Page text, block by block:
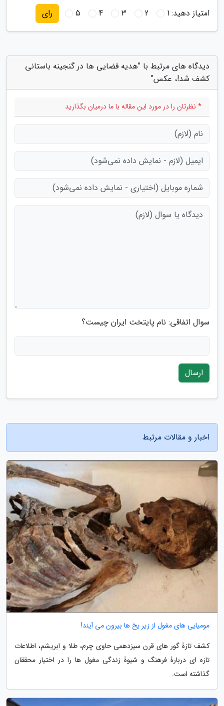
امتیاز دهید:1
2
3
4
5 رای
دیدگاه های مرتبط با "هدیه فضایی ها در گنجینه باستانی
کشف شد!، عکس"
* نظرتان را در مورد این مقاله با ما درمیان بگذارید
سوال اتفاقی: نام پایتخت ایران چیست؟
ارسال
اخبار و مقالات مرتبط
مومیایی های مغول از زیر یخ ها بیرون می آیند!
کشف تازۀ گور های قرن سیزدهمی حاوی چرم، طلا و ابریشم، اطلاعات
تازه ای دربارۀ فرهنگ و شیوۀ زندگی مغول ها را در اختیار محققان
گذاشته است.